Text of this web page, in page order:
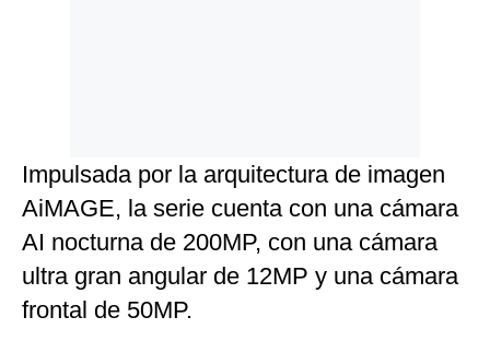
Impulsada por la arquitectura de imagen
AiMAGE, la serie cuenta con una cámara
AI nocturna de 200MP, con una cámara
ultra gran angular de 12MP y una cámara
frontal de 50MP.